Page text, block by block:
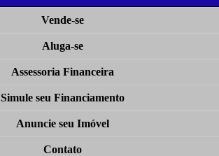
Vende-se
Aluga-se
Assessoria Financeira
Simule seu Financiamento
Anuncie seu Imóvel
Contato